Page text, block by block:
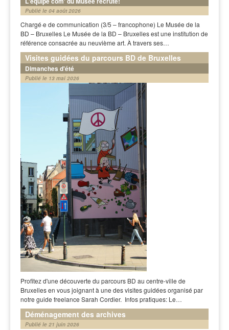
Publié le 04 août 2026
Chargé·e de communication (3/5 – francophone) Le Musée de la
BD – Bruxelles Le Musée de la BD – Bruxelles est une institution de
référence consacrée au neuvième art. À travers ses…
Visites guidées du parcours BD de Bruxelles
Dimanches d'été
Publié le 13 mai 2026
Profitez d'une découverte du parcours BD au centre-ville de
Bruxelles en vous joignant à une des visites guidées organisé par
notre guide freelance Sarah Cordier. Infos pratiques: Le…
Déménagement des archives
Publié le 21 juin 2026